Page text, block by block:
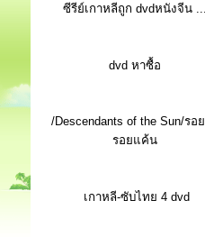
ซีรีย์เกาหลีถูก dvdหนังจีน ...
dvd หาซื้อ
/Descendants of the Sun/รอ
รอยแค้น
เกาหลี-ซับไทย 4 dvd